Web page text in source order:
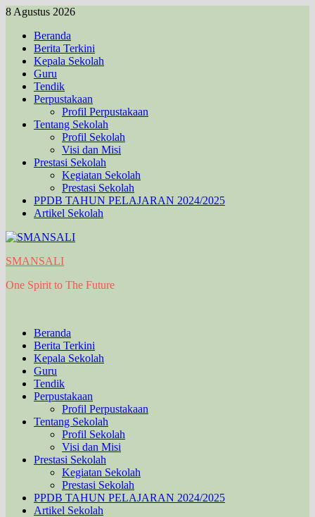
Skip
content
8 Agustus 2026
Beranda
Berita Terkini
Kepala Sekolah
Guru
Tendik
Perpustakaan
Profil Perpustakaan
Tentang Sekolah
Profil Sekolah
Visi dan Misi
Prestasi Sekolah
Kegiatan Sekolah
Prestasi Sekolah
PPDB TAHUN PELAJARAN 2024/2025
Artikel Sekolah
SMANSALI
One Spirit to The Future
Beranda
Berita Terkini
Kepala Sekolah
Guru
Tendik
Perpustakaan
Profil Perpustakaan
Tentang Sekolah
Profil Sekolah
Visi dan Misi
Prestasi Sekolah
Kegiatan Sekolah
Prestasi Sekolah
PPDB TAHUN PELAJARAN 2024/2025
Artikel Sekolah